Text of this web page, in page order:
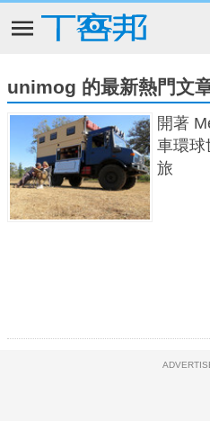
unimog 的最新熱門文
開著
車環球
旅